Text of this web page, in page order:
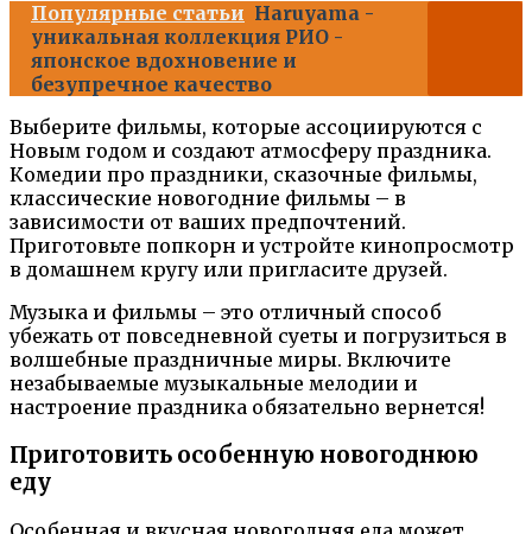
Популярные статьи Haruyama -
уникальная коллекция РИО -
японское вдохновение и
безупречное качество
Выберите фильмы, которые ассоциируются с
Новым годом и создают атмосферу праздника.
Комедии про праздники, сказочные фильмы,
классические новогодние фильмы – в
зависимости от ваших предпочтений.
Приготовьте попкорн и устройте кинопросмотр
в домашнем кругу или пригласите друзей.
Музыка и фильмы – это отличный способ
убежать от повседневной суеты и погрузиться в
волшебные праздничные миры. Включите
незабываемые музыкальные мелодии и
настроение праздника обязательно вернется!
Приготовить особенную новогоднюю
еду